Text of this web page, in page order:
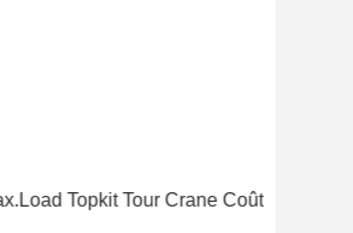
Topkit Tour Crane Coût